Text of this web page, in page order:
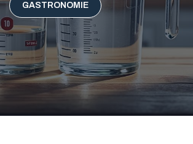
GASTRONOMIE